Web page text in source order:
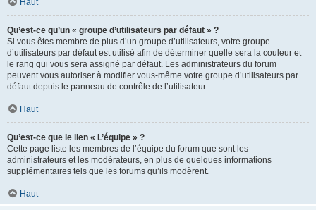
Haut
Qu’est-ce qu’un « groupe d’utilisateurs par défaut » ?
Si vous êtes membre de plus d’un groupe d’utilisateurs, votre groupe
d’utilisateurs par défaut est utilisé afin de déterminer quelle sera la couleur et
le rang qui vous sera assigné par défaut. Les administrateurs du forum
peuvent vous autoriser à modifier vous-même votre groupe d’utilisateurs par
défaut depuis le panneau de contrôle de l’utilisateur.
Haut
Qu’est-ce que le lien « L’équipe » ?
Cette page liste les membres de l’équipe du forum que sont les
administrateurs et les modérateurs, en plus de quelques informations
supplémentaires tels que les forums qu’ils modèrent.
Haut